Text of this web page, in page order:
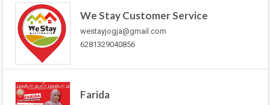
We Stay Customer Service
westayjogja@gmail.com
6281329040856
Farida